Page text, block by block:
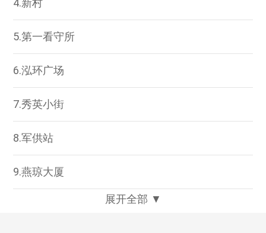
4.新村
5.第一看守所
6.泓环广场
7.秀英小街
8.军供站
9.燕琼大厦
展开全部 ▼